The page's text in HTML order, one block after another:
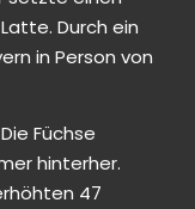
Durch ein
in Person von
Füchse
hinterher.
47